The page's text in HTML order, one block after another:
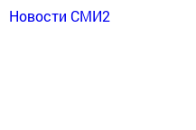
Новости СМИ2